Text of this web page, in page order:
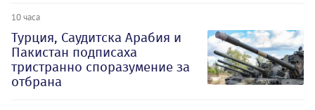
10 часа
Турция, Саудитска Арабия и
Пакистан подписаха
тристранно споразумение за
отбрана